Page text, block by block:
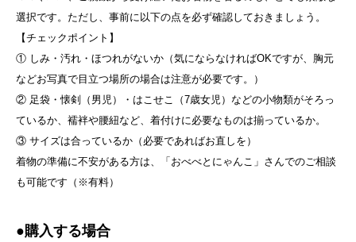
選択です。ただし、事前に以下の点を必ず確認しておきましょう。
【チェックポイント】
① しみ・汚れ・ほつれがないか（気にならなければOKですが、胸元
などお写真で目立つ場所の場合は注意が必要です。）
② 足袋・懐剣（男児）・はこせこ（7歳女児）などの小物類がそろっ
ているか、襦袢や腰紐など、着付けに必要なものは揃っているか。
③ サイズは合っているか（必要であればお直しを）
着物の準備に不安がある方は、「おべべとにゃんこ」さんでのご相談
も可能です（※有料）
●購入する場合